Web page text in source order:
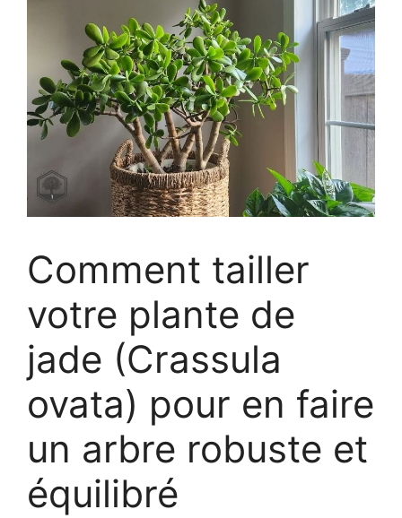
Comment tailler
votre plante de
jade (Crassula
ovata) pour en faire
un arbre robuste et
équilibré